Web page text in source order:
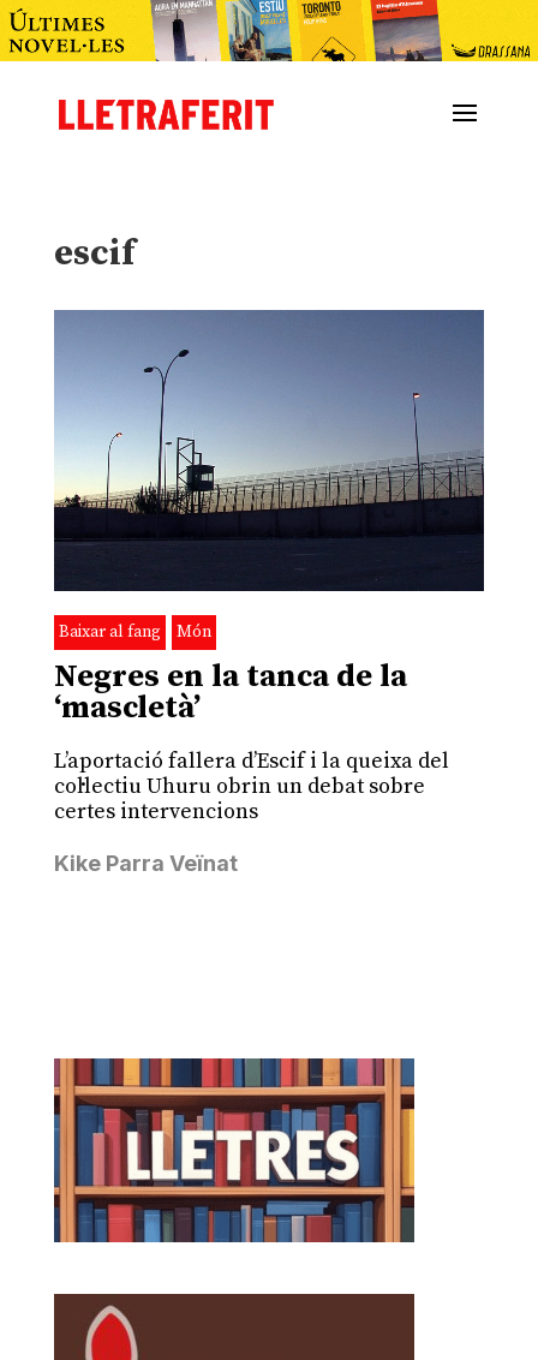
escif
Baixar al fang Món
Negres en la tanca de la
‘mascletà’
L’aportació fallera d’Escif i la queixa del
col·lectiu Uhuru obrin un debat sobre
certes intervencions
Kike Parra Veïnat